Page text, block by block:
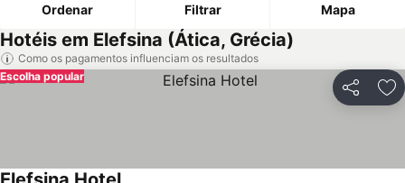
Ordenar Filtrar Mapa
Hotéis em Elefsina (Ática, Grécia)
Como os pagamentos influenciam os resultados
Partilhar
Escolha popular